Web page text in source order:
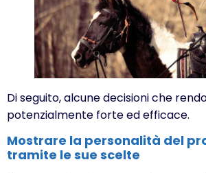
Di seguito, alcune decisioni che
potenzialmente forte ed efficace.
Mostrare la personalità del
tramite le sue scelte